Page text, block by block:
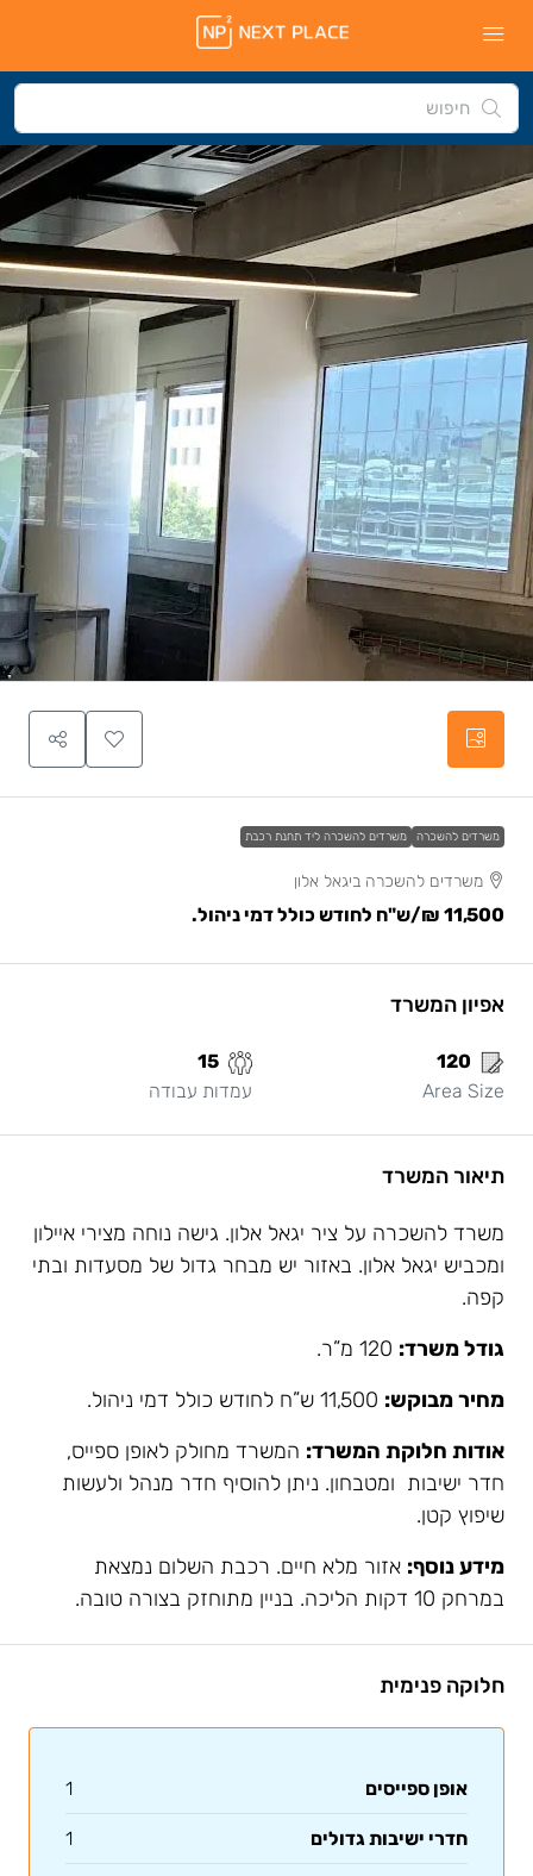
משרדים להשכרה משרדים להשכרה ליד תחנת רכבת
משרדים להשכרה ביגאל אלון
11,500 ₪ /ש"ח לחודש כולל דמי ניהול.
אפיון המשרד
120
Area Size
15
עמדות עבודה
תיאור המשרד
משרד להשכרה על ציר יגאל אלון. גישה נוחה מצירי איילון
ומכביש יגאל אלון. באזור יש מבחר גדול של מסעדות ובתי
קפה.
גודל משרד:
מחיר מבוקש:
אודות חלוקת המשרד: המשרד מחולק לאופן ספייס,
חדר ישיבות ומטבחון. ניתן להוסיף חדר מנהל ולעשות
שיפוץ קטן.
מידע נוסף: אזור מלא חיים. רכבת השלום נמצאת
במרחק 10 דקות הליכה. בניין מתוחזק בצורה טובה.
חלוקה פנימית
אופן ספייסים 1
חדרי ישיבות גדולים 1